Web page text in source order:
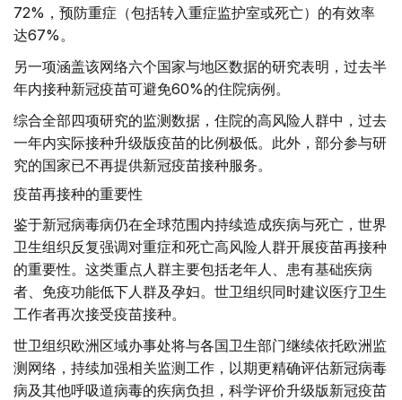
72%，预防重症（包括转入重症监护室或死亡）的有效率
达67%。
另一项涵盖该网络六个国家与地区数据的研究表明，过去半
年内接种新冠疫苗可避免60%的住院病例。
综合全部四项研究的监测数据，住院的高风险人群中，过去
一年内实际接种升级版疫苗的比例极低。此外，部分参与研
究的国家已不再提供新冠疫苗接种服务。
疫苗再接种的重要性
鉴于新冠病毒病仍在全球范围内持续造成疾病与死亡，世界
卫生组织反复强调对重症和死亡高风险人群开展疫苗再接种
的重要性。这类重点人群主要包括老年人、患有基础疾病
者、免疫功能低下人群及孕妇。世卫组织同时建议医疗卫生
工作者再次接受疫苗接种。
世卫组织欧洲区域办事处将与各国卫生部门继续依托欧洲监
测网络，持续加强相关监测工作，以期更精确评估新冠病毒
病及其他呼吸道病毒的疾病负担，科学评价升级版新冠疫苗